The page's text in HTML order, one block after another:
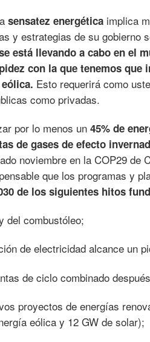
sensatez energética implica
y estrategias de su gobierno
está llevando a cabo en el
con la que tenemos que
Esto requerirá como
como privadas.
por lo menos un 45% de
de gases de efecto
noviembre en la COP29 de
que los programas y
de los siguientes hitos
del combustóleo;
de electricidad alcance un
de ciclo combinado
proyectos de energías
eólica y 12 GW de solar);